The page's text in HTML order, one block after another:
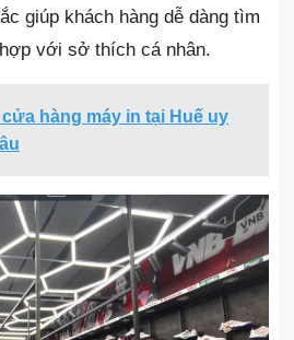
giúp khách hàng dễ dàng tìm
với sở thích cá nhân.
cửa hàng máy in tại Huế uy